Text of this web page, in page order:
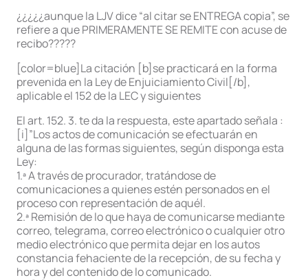
¿¿¿¿¿aunque la LJV dice “al citar se ENTREGA copia”, se
refiere a que PRIMERAMENTE SE REMITE con acuse de
recibo?????
[color=blue]La citación [b]se practicará en la forma
prevenida en la Ley de Enjuiciamiento Civil[/b],
aplicable el 152 de la LEC y siguientes
El art. 152. 3. te da la respuesta, este apartado señala :
[i]”Los actos de comunicación se efectuarán en
alguna de las formas siguientes, según disponga esta
Ley:
1.ª A través de procurador, tratándose de
comunicaciones a quienes estén personados en el
proceso con representación de aquél.
2.ª Remisión de lo que haya de comunicarse mediante
correo, telegrama, correo electrónico o cualquier otro
medio electrónico que permita dejar en los autos
constancia fehaciente de la recepción, de su fecha y
hora y del contenido de lo comunicado.